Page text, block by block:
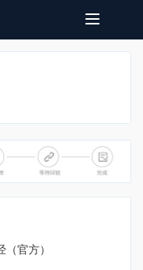
Toggle
（官方）